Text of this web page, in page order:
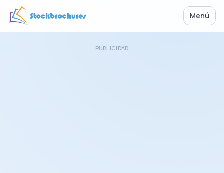
Menú
PUBLICIDAD